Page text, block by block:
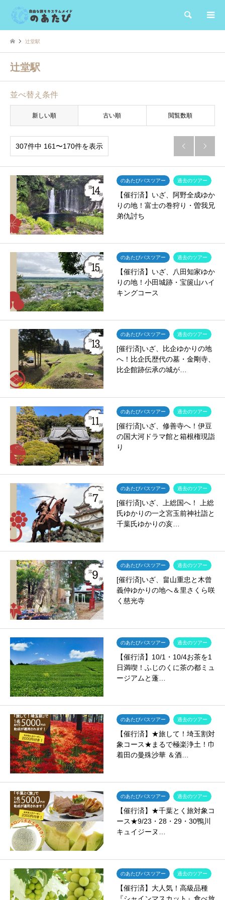
検索
辻堂駅
辻堂駅
並べ替え条件
新しい順 古い順 閲覧数順
307件中 161〜170件を表示  
のあたびバスツアー 過去のツアー
【催行済】いざ、阿野全成ゆか
りの地！富士の巻狩り・曽我兄
弟仇討ち
のあたびバスツアー 過去のツアー
【催行済】いざ、八田知家ゆか
りの地！小田城跡・宝篋山ハイ
キングコース
のあたびバスツアー 過去のツアー
[催行済]いざ、比企ゆかりの地
へ！比企氏歴代の墓・金剛寺、
比企館跡伝承の城が…
のあたびバスツアー 過去のツアー
[催行済]いざ、修善寺へ！伊豆
の国大河ドラマ館と箱根権現詣
り
のあたびバスツアー 過去のツアー
[催行済]いざ、上総国へ！ 上総
氏ゆかりの一之宮玉前神社詣と
千葉氏ゆかりの亥…
のあたびバスツアー 過去のツアー
[催行済]いざ、畠山重忠と木曾
義仲ゆかりの地へ＆里さくら咲
く慈光寺
のあたびバスツアー 過去のツアー
【催行済】10/1・10/4お茶を1
日満喫！ふじのくに茶の都ミュ
ージアムと蓬…
のあたびバスツアー 過去のツアー
【催行済】★旅して！埼玉割対
象コース★まるで極楽浄土！巾
着田の曼殊沙華 ＆酒…
のあたびバスツアー 過去のツアー
【催行済】★千葉とく旅対象コ
ース★9/23・28・29・30鴨川
キュイジーヌ…
のあたびバスツアー 過去のツアー
【催行済】大人気！高級品種
『シャインマスカット』食べ放